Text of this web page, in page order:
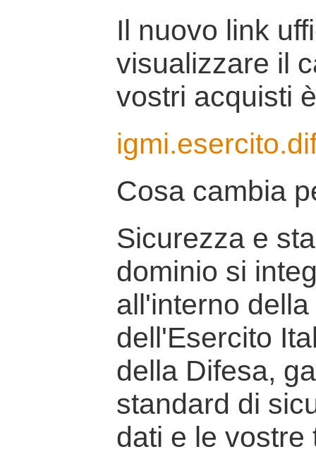
Il nuovo link
visualizzare il
vostri acquisti
Cosa cambia
Sicurezza e
dominio si
all'interno
dell'Esercito
della Difesa,
standard di
dati e le vostre